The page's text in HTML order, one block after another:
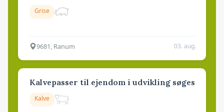
Grise
9681, Ranum 03. aug.
Kalvepasser til ejendom i udvikling søges
Kalve